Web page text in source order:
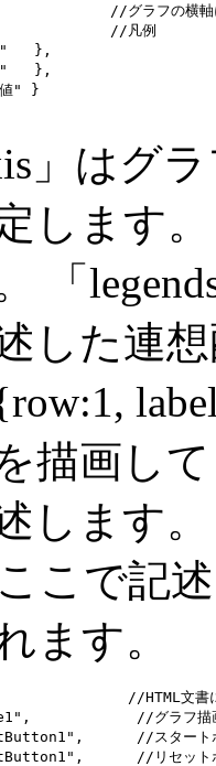
//グラフの横軸に利
//凡例
},
},
" }
」はグ
します
「
した連
描画し
します
こで記
ます。
//HTML文書
//グラフ描
//スタート
//リセット